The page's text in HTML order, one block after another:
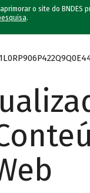
o site do BNDES
.